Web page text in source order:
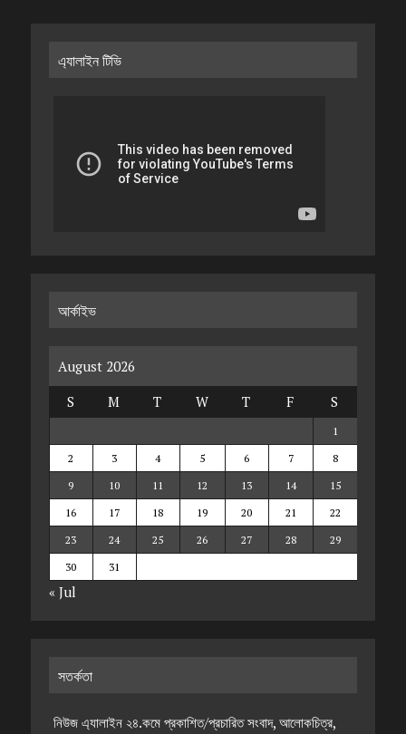
এ্যালাইন টিভি
আর্কাইভ
August 2026
S
M T W T F S
1
2
3 4 5 6 7
8
9
10 11 12 13 14
15
16
17 18 19 20 21
22
23
24 25 26 27 28
29
30
31
« Jul
সতর্কতা
নিউজ এ্যালাইন ২৪.কমে প্রকাশিত/প্রচারিত সংবাদ, আলোকচিত্র,